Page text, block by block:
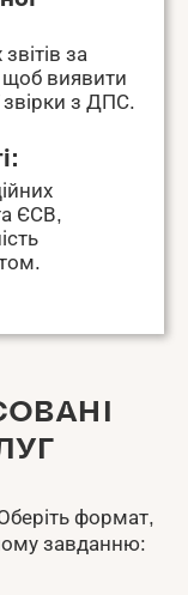
за
щоб виявити
звірки з ДПС.
ЄСВ,
формат,
завданню: